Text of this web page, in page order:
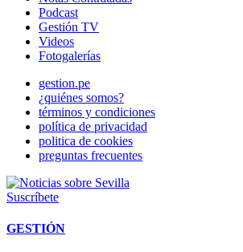
Podcast
Gestión TV
Videos
Fotogalerías
gestion.pe
¿quiénes somos?
términos y condiciones
política de privacidad
politica de cookies
preguntas frecuentes
Suscríbete
GESTIÓN